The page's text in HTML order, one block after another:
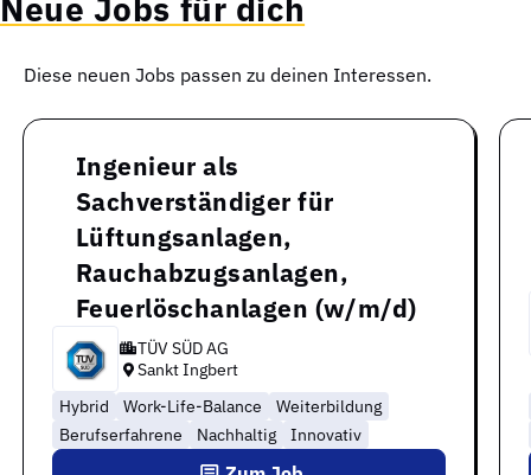
Neue Jobs für dich
Diese neuen Jobs passen zu deinen Interessen.
Ingenieur als
Sachverständiger für
Lüftungsanlagen,
Rauchabzugsanlagen,
Feuerlöschanlagen (w/m/d)
TÜV SÜD AG
Sankt Ingbert
Hybrid
Work-Life-Balance
Weiterbildung
Berufserfahrene
Nachhaltig Innovativ